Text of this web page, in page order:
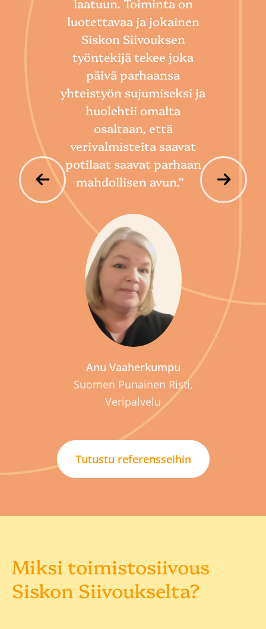
luotettavaa ja jokainen
Siskon Siivouksen
työntekijä tekee joka
päivä parhaansa
yhteistyön sujumiseksi ja
huolehtii omalta
osaltaan, että
verivalmisteita saavat
potilaat saavat parhaan
mahdollisen avun.”
Anu Vaaherkumpu
Suomen Punainen Risti,
Veripalvelu
Tutustu referensseihin
Miksi toimistosiivous
Siskon Siivoukselta?